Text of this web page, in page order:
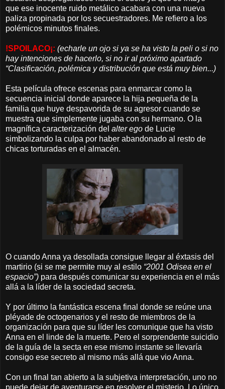
que ese inocente ruido metálico acabara con una nueva
paliza propinada por los secuestradores. Me refiero a los
polémicos minutos finales.
!SPOILACO¡: (echarle un ojo si ya se ha visto la peli o si no
hay intenciones de hacerlo, si no ir al próximo apartado
“Clasificación, polémica y distribución que está muy bien...)
Esta película ofrece escenas para enmarcar como la
secuencia inicial donde aparece la hija pequeña de la
familia que huye despavorida de su agresor cuando se
muestra que simplemente jugaba con su hermano. O la
magnífica caracterización del alter ego de Lucie
simbolizando la culpa por haber abandonado al resto de
chicas torturadas en el almacén.
O cuando Anna ya desollada consigue llegar al éxtasis del
martirio (si se me permite muy al estilo “2001 Odisea en el
espacio”) para después comunicar su experiencia en el más
allá a la líder de la sociedad secreta.
Y por último la fantástica escena final donde se reúne una
pléyade de octogenarios y el resto de miembros de la
organización para que su líder les comunique que ha visto
Anna en el linde de la muerte. Pero el sorprendente suicidio
de la guía de la secta en ese mismo instante se llevaría
consigo ese secreto al mismo más allá que vio Anna.
Con un final tan abierto a la subjetiva interpretación, uno no
puede dejar de aventurarse en resolver el misterio. Lo único